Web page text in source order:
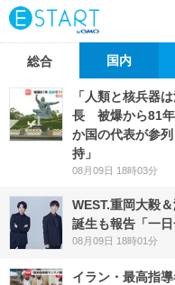
総合 国内
「人類と核兵器
長 被爆から81
か国の代表が参
持」
08月09日 18時03分
WEST.重岡大毅
誕生も報告「一
08月09日 18時01分
イラン・最高指